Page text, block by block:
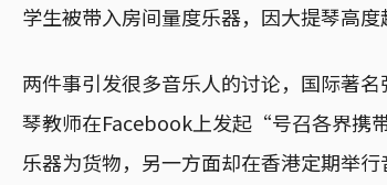
学生被带入房间量度乐器，因大提琴高
两件事引发很多音乐人的讨论，国际著
琴教师在Facebook上发起“号召各界携
乐器为货物，另一方面却在香港定期举